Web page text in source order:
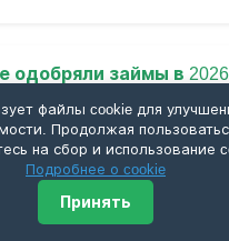
одобряли займы в
одобряли
одобряли займы в
файлы cookie для
Продолжая
на сбор и использование
Подробнее о cookie
Принять